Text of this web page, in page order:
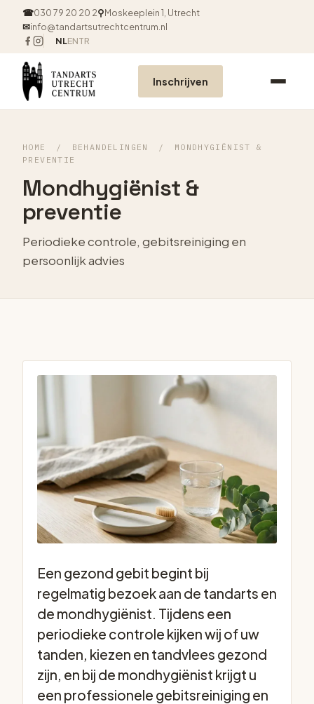
☎030 79 20 20 2⚲Moskeeplein 1, Utrecht
✉info@tandartsutrechtcentrum.nl
NLENTR
Inschrijven
HOME / BEHANDELINGEN /
MONDHYGIËNIST &
PREVENTIE
Mondhygiënist &
preventie
Periodieke controle, gebitsreiniging en
persoonlijk advies
Een gezond gebit begint bij
regelmatig bezoek aan de tandarts en
de mondhygiënist. Tijdens een
periodieke controle kijken wij of uw
tanden, kiezen en tandvlees gezond
zijn, en bij de mondhygiënist krijgt u
een professionele gebitsreiniging en